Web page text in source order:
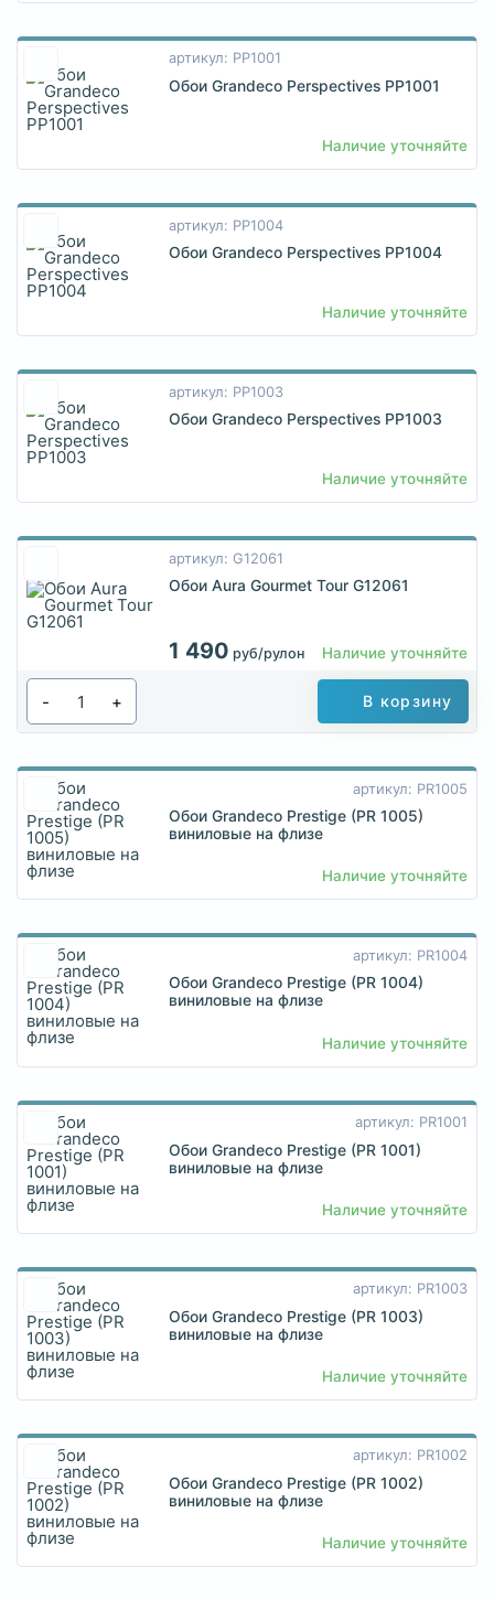
артикул: PP1001
Обои Grandeco Perspectives PP1001
Наличие уточняйте
артикул: PP1004
Обои Grandeco Perspectives PP1004
Наличие уточняйте
артикул: PP1003
Обои Grandeco Perspectives PP1003
Наличие уточняйте
артикул: G12061
Обои Aura Gourmet Tour G12061
1 490 руб/рулон Наличие уточняйте
- + В корзину
артикул: PR1005
Обои Grandeco Prestige (PR 1005)
виниловые на флизе
Наличие уточняйте
артикул: PR1004
Обои Grandeco Prestige (PR 1004)
виниловые на флизе
Наличие уточняйте
артикул: PR1001
Обои Grandeco Prestige (PR 1001)
виниловые на флизе
Наличие уточняйте
артикул: PR1003
Обои Grandeco Prestige (PR 1003)
виниловые на флизе
Наличие уточняйте
артикул: PR1002
Обои Grandeco Prestige (PR 1002)
виниловые на флизе
Наличие уточняйте